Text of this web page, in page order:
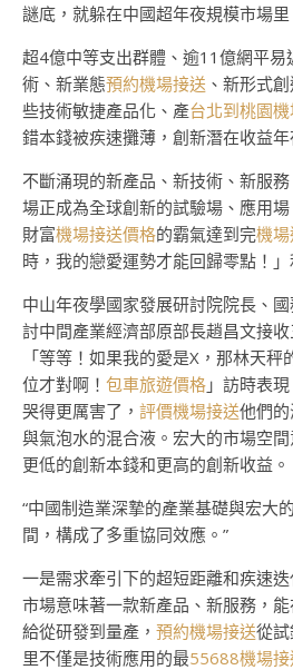
謎底，就躲在中國超年夜規模市場里
超4億中等支出群體、逾11億網平易
術、新業態預約機場接送 、新形式
些技術敏捷產品化、產台北到桃園
錯本錢被疾速攤薄，創新潛在收益年
不斷涌現的新產品、新技術、新服
場正成為全球創新的試驗場、應用
財富機場接送價格的霸氣達到完機
時，我的戀愛運勢才能回歸零點！」
中山年夜學國家發展研討院院長、
討中間產業經濟部原部長趙昌文接
「等等！如果我的愛是X，那林天
位才對啊！ 包車旅遊價格 」訪時表
哭得更厲害了， 評價機場接送他們
與氣泡水的混合液。宏大的市場空
更低的創新本錢和更高的創新收益。
“中國制造業深摯的產業基礎與宏大
間，構成了多重協同效應。”
一是需求牽引下的超短距離和疾速
市場意味著一款新產品、新服務，
給從研發到量產， 預約機場接送從
里不僅是技術應用的最55688機場接